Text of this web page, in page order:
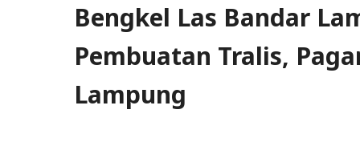
Bengkel Las Bandar
Pembuatan Tralis,
Lampung